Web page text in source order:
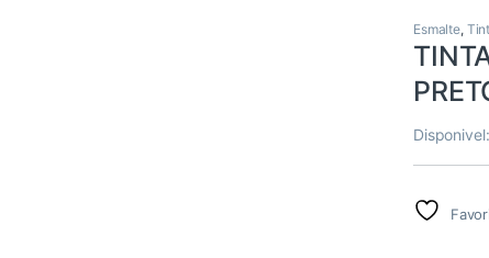
Esmalte,
Disponivel: